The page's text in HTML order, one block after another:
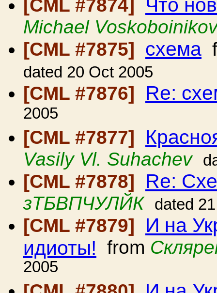
[CML #7874] Что
Michael
[CML #7875] схема
dated 20 Oct 2005
[CML #7876] Re:
2005
[CML #7877]
Vasily Vl. Suhachev
[CML #7878] Re:
зТБВПЧУЛЙК dated
[CML #7879] И на
идиоты! from
2005